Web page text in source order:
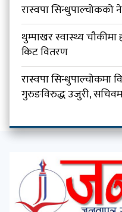
रास्वपा
थुम्पाखर स्वास्थ्य
किट वितरण
रास्वपा सिन्धुपाल्चोकमा
गुरुङविरुद्ध उजुरी,